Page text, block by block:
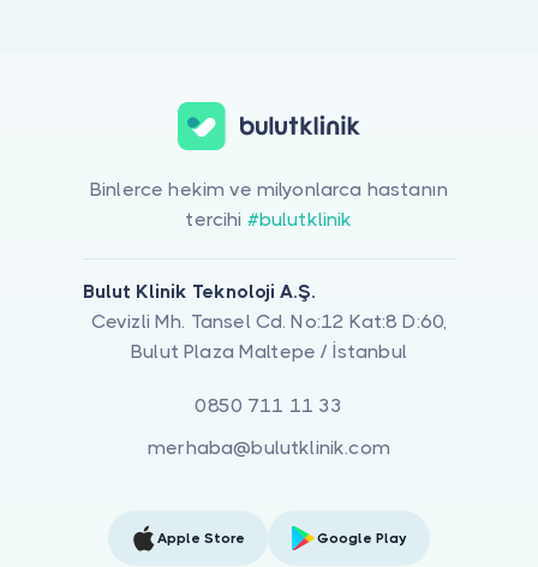
Binlerce hekim ve milyonlarca hastanın
tercihi #bulutklinik
Bulut Klinik Teknoloji A.Ş.
Cevizli Mh. Tansel Cd. No:12 Kat:8 D:60,
Bulut Plaza Maltepe / İstanbul
0850 711 11 33
merhaba@bulutklinik.com
Apple Store Google Play